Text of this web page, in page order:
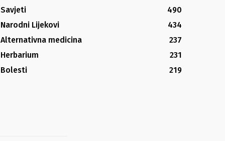
Savjeti
490
Narodni Lijekovi
434
Alternativna medicina
237
Herbarium
231
Bolesti
219